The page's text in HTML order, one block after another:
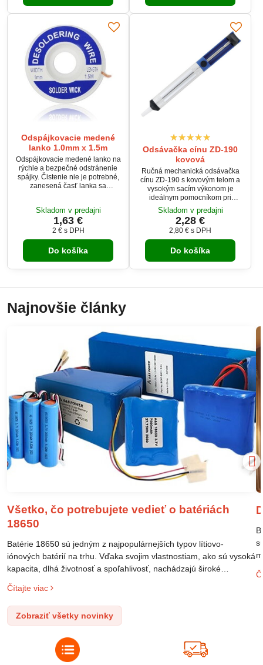
Odspájkovacie medené
lanko 1.0mm x 1.5m
Odspájkovacie medené lanko na
rýchle a bezpečné odstránenie
spájky. Čistenie nie je potrebné,
zanesená časť lanka sa
absorbuje spájku a redukuje čas
potrebný na odspájkovacie,
vďaka čomu sa súčiastka
neprehrieva.
Skladom v predajni
1,63 €
2 € s DPH
Do košíka
Odsávačka cínu ZD-190
kovová
Ručná mechanická odsávačka
cínu ZD-190 s kovovým telom a
vysokým sacím výkonom je
ideálnym pomocníkom pri
odpájkovaní súčiastok. Vhodná
pre domácich majstrov aj
rádioamatérov. Ľahká
konštrukcia umožňuje
jednoduché používanie aj
čistenie. Kovové prevedenie
spoľahlivú prevádzku.
Skladom v predajni
2,28 €
2,80 € s DPH
Do košíka
Najnovšie články
Všetko, čo potrebujete vedieť o batériách
18650
Batérie 18650 sú jedným z najpopulárnejších typov lítiovo-
iónových batérií na trhu. Vďaka svojim vlastnostiam, ako sú vysoká
kapacita, dlhá životnosť a spoľahlivosť, nachádzajú široké
po elektrické vozidlá. Pochopenie ich delenia, označovania a
správneho používania je kľúčom k ich efektívnemu a bezpečnému
využitiu.
Čítajte viac
Zobraziť všetky novinky